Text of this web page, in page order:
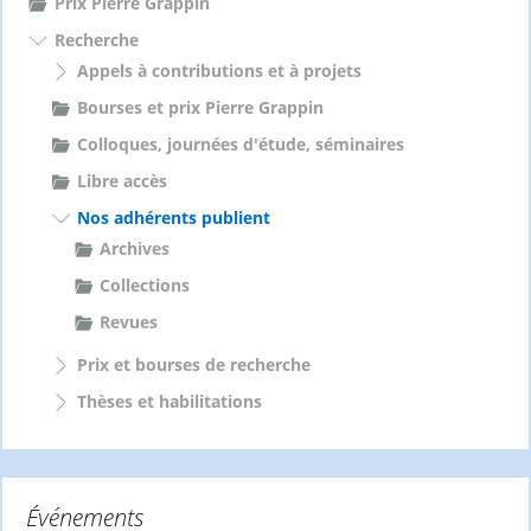
Recherche
Appels à contributions et à projets
Bourses et prix Pierre Grappin
Colloques, journées d'étude, séminaires
Libre accès
Nos adhérents publient
Archives
Collections
Revues
Prix et bourses de recherche
Thèses et habilitations
Événements